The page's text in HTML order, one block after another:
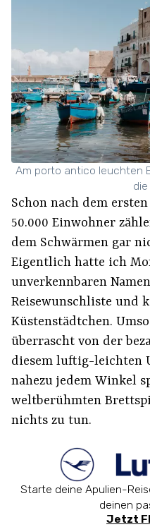
Am porto antico leuchten
die
Schon nach dem
50.000 Einwohner
dem Schwärmen gar
Eigentlich hatte ich
unverkennbaren
Reisewunschliste und
Küstenstädtchen.
überrascht von der
diesem luftig-leichten
nahezu jedem Winkel
weltberühmten
nichts zu tun.
Starte deine Apulien-
deinen
Jetzt